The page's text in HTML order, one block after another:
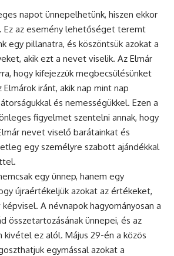
napot ünnepelhetünk, hiszen ekkor
Ez az esemény lehetőséget teremt
egy pillanatra, és köszöntsük azokat a
akik ezt a nevet viselik. Az Elmár
hogy kifejezzük megbecsülésünket
iránt, akik nap mint nap
és nemességükkel. Ezen a
figyelmet szentelni annak, hogy
nevet viselő barátainkat és
egy személyre szabott ajándékkal
egy ünnep, hanem egy
újraértékeljük azokat az értékeket,
A névnapok hagyományosan a
összetartozásának ünnepei, és az
kivétel ez alól. Május 29-én a közös
egymással azokat a